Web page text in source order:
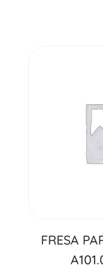
FRESA